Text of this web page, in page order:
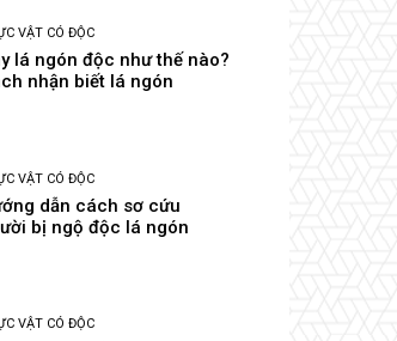
VẬT CÓ ĐỘC
lá ngón độc như thế nào?
nhận biết lá ngón
VẬT CÓ ĐỘC
dẫn cách sơ cứu
bị ngộ độc lá ngón
VẬT CÓ ĐỘC